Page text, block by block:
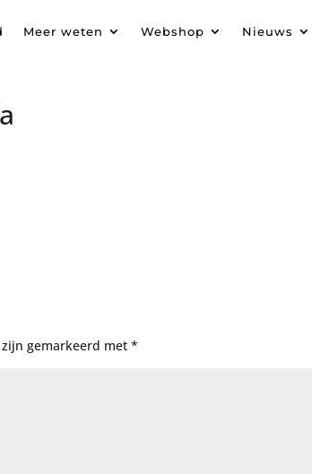
Meer weten Webshop Nieuws
zijn gemarkeerd met*